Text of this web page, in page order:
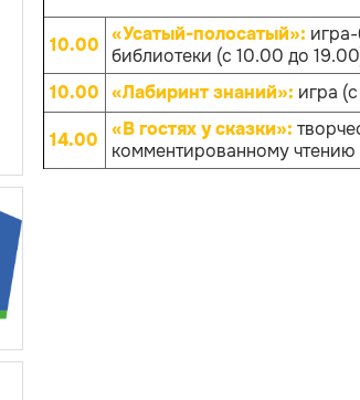
10.00 «Усатый-полосатый»:
библиотеки (с 10.00 до
10.00 «Лабиринт знаний»: игра
14.00 «В гостях у сказки»:
комментированному чтению